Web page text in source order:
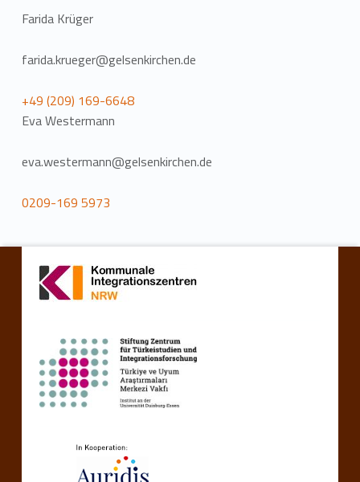
Farida Krüger
farida.krueger@gelsenkirchen.de
+49 (209) 169-6648
Eva Westermann
eva.westermann@gelsenkirchen.de
0209-169 5973